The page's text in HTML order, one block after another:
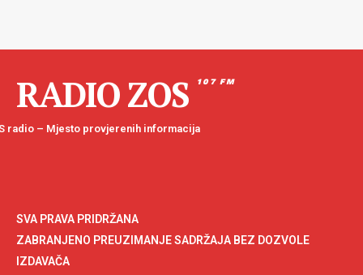
RADIO ZOS 107 FM
radio – Mjesto provjerenih informacija
SVA PRAVA PRIDRŽANA
ZABRANJENO PREUZIMANJE SADRŽAJA BEZ DOZVOLE
IZDAVAČA